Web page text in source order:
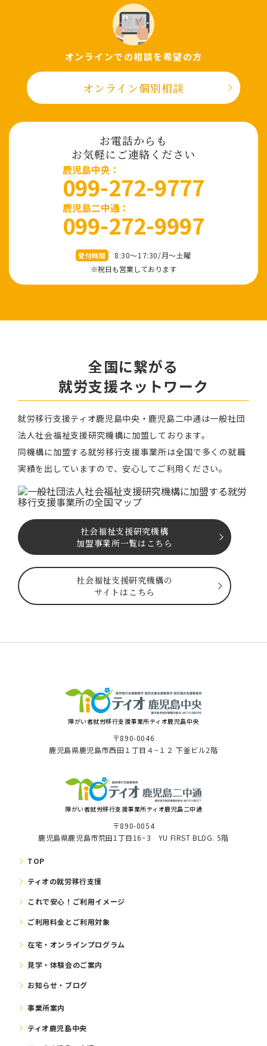
オンラインでの相談を希望の⽅
オンライン個別相談
お電話からも
お気軽にご連絡ください
⿅児島中央：
099-272-9777
鹿児島二中通：
099-272-9997
受付時間
8:30～17:30/⽉〜⼟曜
※祝⽇も営業しております
全国に繋がる
就労⽀援ネットワーク
就労移⾏⽀援ティオ⿅児島中央・鹿児島二中通は⼀般社団
法⼈社会福祉⽀援研究機構に加盟しております。
同機構に加盟する就労移⾏⽀援事業所は全国で多くの就職
実績を出していますので、安⼼してご利⽤ください。
社会福祉⽀援研究機構
加盟事業所一覧はこちら
社会福祉⽀援研究機構の
サイトはこちら
障がい者就労移⾏⽀援事業所ティオ⿅児島中央
〒890-0046
⿅児島県⿅児島市⻄⽥１丁⽬４−１２ 下釜ビル2階
障がい者就労移⾏⽀援事業所ティオ鹿児島二中通
〒890-0054
鹿児島県鹿児島市荒田1丁目16−3 YU FIRST BLDG. 5階
TOP
ティオの就労移⾏⽀援
これで安⼼！ご利⽤イメージ
ご利⽤料⾦とご利⽤対象
在宅・オンラインプログラム
⾒学・体験会のご案内
お知らせ・ブログ
事業所案内
ティオ鹿児島中央